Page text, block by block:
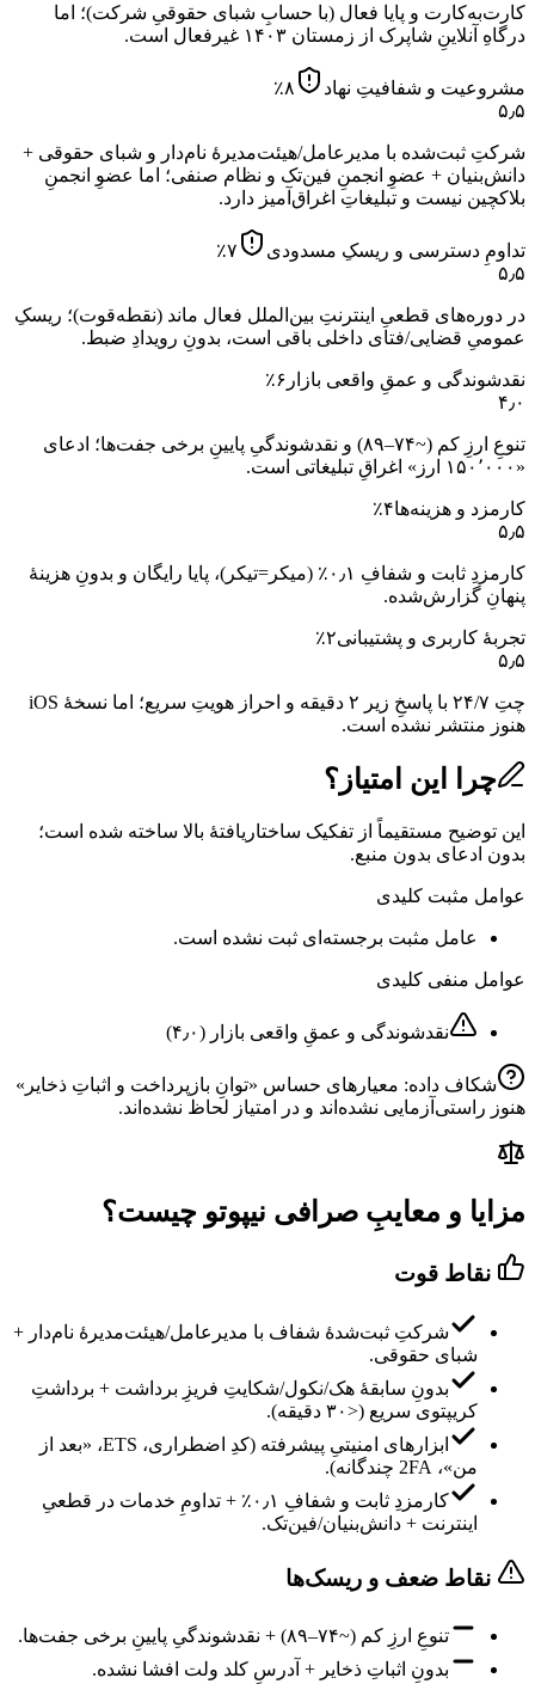
کارت‌به‌کارت و پایا فعال (با حسابِ شبای حقوقیِ شرکت)؛ اما
درگاهِ آنلاینِ شاپرک از زمستان ۱۴۰۳ غیرفعال است.
مشروعیت و شفافیتِ نهاد ۸٪
۵٫۵
شرکتِ ثبت‌شده با مدیرعامل/هیئت‌مدیرهٔ نام‌دار و شبای حقوقی +
دانش‌بنیان + عضوِ انجمنِ فین‌تک و نظام صنفی؛ اما عضوِ انجمنِ
بلاکچین نیست و تبلیغاتِ اغراق‌آمیز دارد.
تداومِ دسترسی و ریسکِ مسدودی ۷٪
۵٫۵
در دوره‌های قطعیِ اینترنتِ بین‌الملل فعال ماند (نقطه‌قوت)؛ ریسکِ
عمومیِ قضایی/فتای داخلی باقی است، بدونِ رویدادِ ضبط.
نقدشوندگی و عمقِ واقعی بازار ۶٪
۴٫۰
تنوعِ ارزِ کم (~۷۴–۸۹) و نقدشوندگیِ پایینِ برخی جفت‌ها؛ ادعای
«۱۵۰٬۰۰۰ ارز» اغراقِ تبلیغاتی است.
کارمزد و هزینه‌ها۴٪
۵٫۵
کارمزدِ ثابت و شفافِ ۰٫۱٪ (میکر=تیکر)، پایا رایگان و بدونِ هزینهٔ
پنهانِ گزارش‌شده.
تجربهٔ کاربری و پشتیبانی۲٪
۵٫۵
چتِ ۲۴/۷ با پاسخِ زیر ۲ دقیقه و احراز هویتِ سریع؛ اما نسخهٔ iOS
هنوز منتشر نشده است.
چرا این امتیاز؟
این توضیح مستقیماً از تفکیک ساختاریافتهٔ بالا ساخته شده است؛
بدون ادعای بدون منبع.
عوامل مثبت کلیدی
عامل مثبت برجسته‌ای ثبت نشده است.
عوامل منفی کلیدی
نقدشوندگی و عمقِ واقعی بازار (۴٫۰)
شکاف داده: معیارهای حساس «توانِ بازپرداخت و اثباتِ ذخایر »
هنوز راستی‌آزمایی نشده‌اند و در امتیاز لحاظ نشده‌اند.
مزایا و معایبِ صرافی نیپوتو چیست؟
نقاط قوت
شرکتِ ثبت‌شدهٔ شفاف با مدیرعامل/هیئت‌مدیرهٔ نام‌دار +
شبای حقوقی.
بدونِ سابقهٔ هک/نکول/شکایتِ فریزِ برداشت + برداشتِ
کریپتوی سریع (<۳۰ دقیقه).
ابزارهای امنیتیِ پیشرفته (کدِ اضطراری، ETS، «بعد از
من»، 2FA چندگانه).
کارمزدِ ثابت و شفافِ ۰٫۱٪ + تداومِ خدمات در قطعیِ
اینترنت + دانش‌بنیان/فین‌تک.
نقاط ضعف و ریسک‌ها
تنوعِ ارزِ کم (~۷۴–۸۹) + نقدشوندگیِ پایینِ برخی جفت‌ها.
بدونِ اثباتِ ذخایر + آدرسِ کلد ولت افشا نشده.